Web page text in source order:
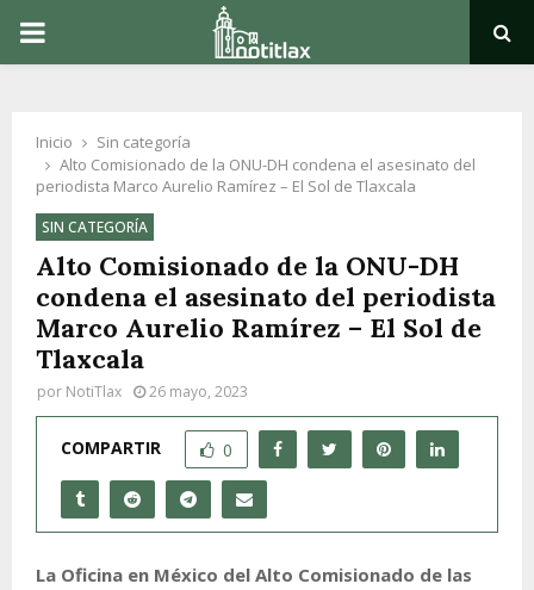
PRIMARY
Inicio
Sin categoría
Alto Comisionado de la ONU-DH condena el asesinato del
periodista Marco Aurelio Ramírez – El Sol de Tlaxcala
SIN CATEGORÍA
Alto Comisionado de la ONU-DH
condena el asesinato del periodista
Marco Aurelio Ramírez – El Sol de
Tlaxcala
por NotiTlax 26 mayo, 2023
COMPARTIR 0
La Oficina en México del Alto Comisionado de las